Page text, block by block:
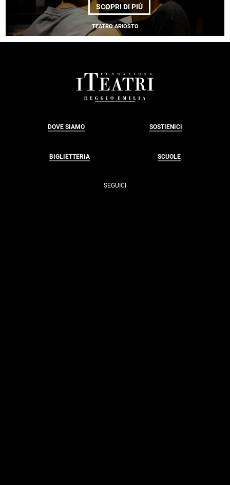
SCOPRI DI PIÙDI
SCANDALO
TEATRO ARIOSTO
DOVE SIAMO SOSTIENICI
BIGLIETTERIA SCUOLE
SEGUICI